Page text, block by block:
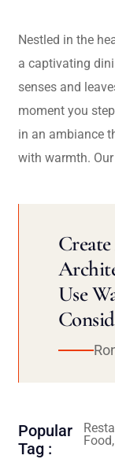
Nestled in the
a captivating
senses and
moment you
in an ambiance
with warmth.
Use
Popular
Tag :